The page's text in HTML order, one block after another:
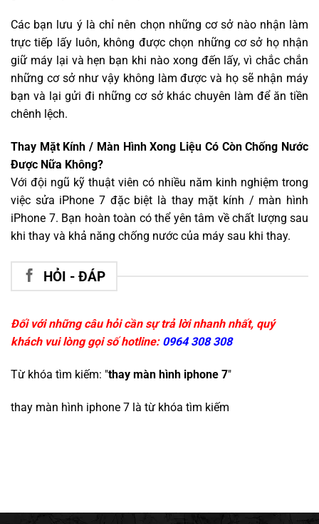
Các bạn lưu ý là chỉ nên chọn những cơ sở nào nhận làm
trực tiếp lấy luôn, không được chọn những cơ sở họ nhận
giữ máy lại và hẹn bạn khi nào xong đến lấy, vì chắc chắn
những cơ sở như vậy không làm được và họ sẽ nhận máy
bạn và lại gửi đi những cơ sở khác chuyên làm để ăn tiền
chênh lệch.
Thay Mặt Kính / Màn Hình Xong Liệu Có Còn Chống Nước
Được Nữa Không?
Với đội ngũ kỹ thuật viên có nhiều năm kinh nghiệm trong
việc sửa iPhone 7 đặc biệt là thay mặt kính / màn hình
iPhone 7. Bạn hoàn toàn có thể yên tâm về chất lượng sau
khi thay và khả năng chống nước của máy sau khi thay.
HỎI - ĐÁP
Đối với những câu hỏi cần sự trả lời nhanh nhất, quý
khách vui lòng gọi số hotline: 0964 308 308
Từ khóa tìm kiếm: "thay màn hình iphone 7"
thay màn hình iphone 7 là từ khóa tìm kiếm